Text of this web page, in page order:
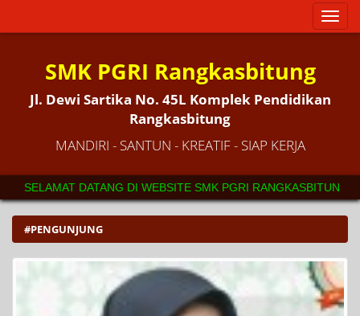
Toggle
SMK PGRI Rangkasbitung
Jl. Dewi Sartika No. 45L Komplek Pendidikan
Rangkasbitung
MANDIRI - SANTUN - KREATIF - SIAP KERJA
SELAMAT DATANG DI WEBSITE SMK PGRI
#PENGUNJUNG